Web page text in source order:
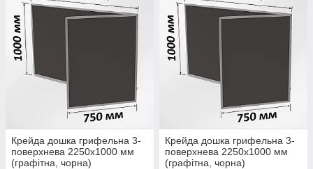
Крейда дошка грифельна 3-
поверхнева 2250х1000 мм
(графітна, чорна)
Крейда дошка грифельна 3-
поверхнева 2250х1000 мм
(графітна, чорна)